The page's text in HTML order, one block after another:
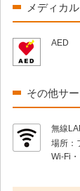
メディカル
AED
その他サ
無線
場所：
Wi-Fi